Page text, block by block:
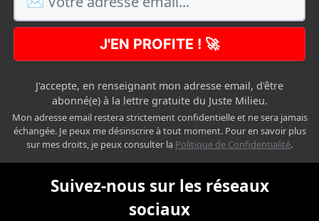
J'EN PROFITE ! 🚀
J'accepte, en renseignant mon adresse email, d'être
abonné(e) à la lettre gratuite du Juste Milieu.
Mon adresse email restera strictement confidentielle et ne sera jamais
échangée. Je peux me désinscrire à tout moment. Pour en savoir plus
sur mes droits, je peux consulter la Politique de Confidentialité.
Suivez-nous sur les réseaux
sociaux